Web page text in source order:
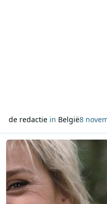
de redactiein België8
Lees meer over Britt Van